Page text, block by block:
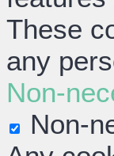
These
any
Non-
Non-